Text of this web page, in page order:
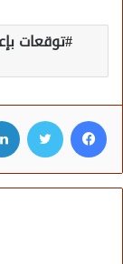
توقعات
فيسبوك تويتر